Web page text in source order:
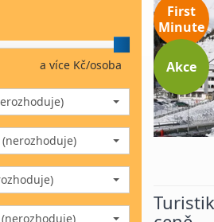
First
Minute
Akce
a více Kč/osoba
(nerozhoduje)
(nerozhoduje)